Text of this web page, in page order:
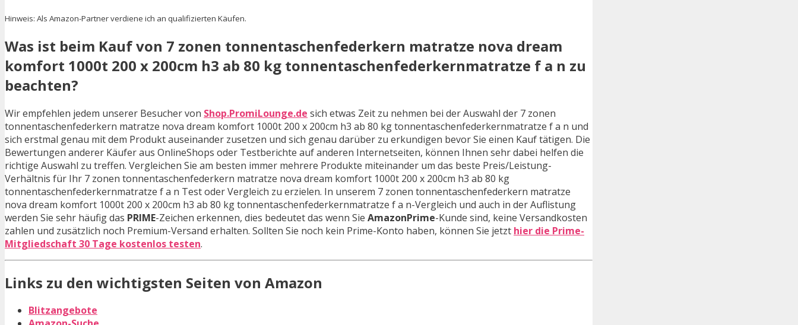
Hinweis: Als Amazon-Partner verdiene ich an qualifizierten Käufen.
Was ist beim Kauf von 7 zonen tonnentaschenfederkern matratze nova dream
komfort 1000t 200 x 200cm h3 ab 80 kg tonnentaschenfederkernmatratze f a n zu
beachten?
Wir empfehlen jedem unserer Besucher von Shop.PromiLounge.de sich etwas Zeit zu nehmen bei der Auswahl der 7 zonen
tonnentaschenfederkern matratze nova dream komfort 1000t 200 x 200cm h3 ab 80 kg tonnentaschenfederkernmatratze f a n und
sich erstmal genau mit dem Produkt auseinander zusetzen und sich genau darüber zu erkundigen bevor Sie einen Kauf tätigen. Die
Bewertungen anderer Käufer aus OnlineShops oder Testberichte auf anderen Internetseiten, können Ihnen sehr dabei helfen die
richtige Auswahl zu treffen. Vergleichen Sie am besten immer mehrere Produkte miteinander um das beste Preis/Leistung-
Verhältnis für Ihr 7 zonen tonnentaschenfederkern matratze nova dream komfort 1000t 200 x 200cm h3 ab 80 kg
tonnentaschenfederkernmatratze f a n Test oder Vergleich zu erzielen. In unserem 7 zonen tonnentaschenfederkern matratze
nova dream komfort 1000t 200 x 200cm h3 ab 80 kg tonnentaschenfederkernmatratze f a n-Vergleich und auch in der Auflistung
werden Sie sehr häufig das PRIME-Zeichen erkennen, dies bedeutet das wenn Sie AmazonPrime-Kunde sind, keine Versandkosten
zahlen und zusätzlich noch Premium-Versand erhalten. Sollten Sie noch kein Prime-Konto haben, können Sie jetzt hier die Prime-
Mitgliedschaft 30 Tage kostenlos testen.
Links zu den wichtigsten Seiten von Amazon
Blitzangebote